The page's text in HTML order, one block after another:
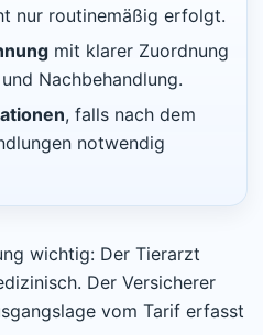
nur routinemäßig erfolgt.
mit klarer Zuordnung
Nachbehandlung.
, falls nach dem
notwendig
wichtig: Der Tierarzt
Der Versicherer
vom Tarif erfasst